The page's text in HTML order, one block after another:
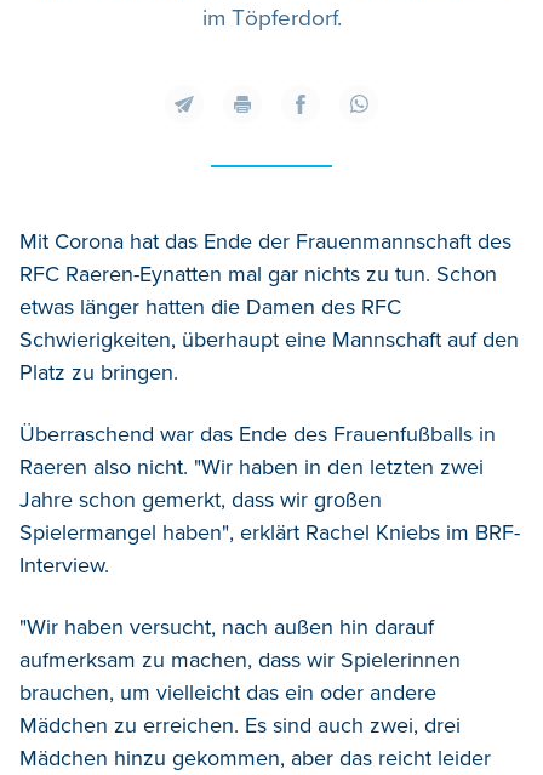
im Töpferdorf.
Mit Corona hat das Ende der Frauenmannschaft des
RFC Raeren-Eynatten mal gar nichts zu tun. Schon
etwas länger hatten die Damen des RFC
Schwierigkeiten, überhaupt eine Mannschaft auf den
Platz zu bringen.
Überraschend war das Ende des Frauenfußballs in
Raeren also nicht. "Wir haben in den letzten zwei
Jahre schon gemerkt, dass wir großen
Spielermangel haben", erklärt Rachel Kniebs im BRF-
Interview.
"Wir haben versucht, nach außen hin darauf
aufmerksam zu machen, dass wir Spielerinnen
brauchen, um vielleicht das ein oder andere
Mädchen zu erreichen. Es sind auch zwei, drei
Mädchen hinzu gekommen, aber das reicht leider